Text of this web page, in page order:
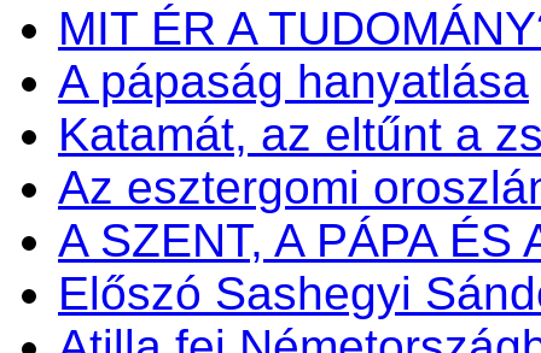
MIT ÉR A
A pápaság hanyatlása
Katamát, az eltűnt a
Az esztergomi
A SZENT, A PÁPA ÉS
Előszó Sashegyi